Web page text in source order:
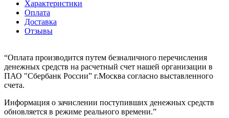
Характеристики
Оплата
Доставка
Отзывы
“Оплата производится путем безналичного перечисления
денежных средств на расчетный счет нашей организации в
ПАО "Сбербанк России” г.Москва согласно выставленного
счета.
Информация о зачислении поступивших денежных средств
обновляется в режиме реального времени.”